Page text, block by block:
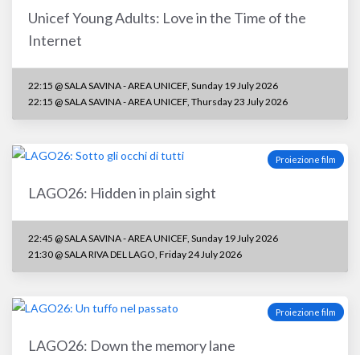
Unicef Young Adults: Love in the Time of the
Internet
22:15 @ SALA SAVINA - AREA UNICEF, Sunday 19 July 2026
22:15 @ SALA SAVINA - AREA UNICEF, Thursday 23 July 2026
Proiezione film
LAGO26: Hidden in plain sight
22:45 @ SALA SAVINA - AREA UNICEF, Sunday 19 July 2026
21:30 @ SALA RIVA DEL LAGO, Friday 24 July 2026
Proiezione film
LAGO26: Down the memory lane